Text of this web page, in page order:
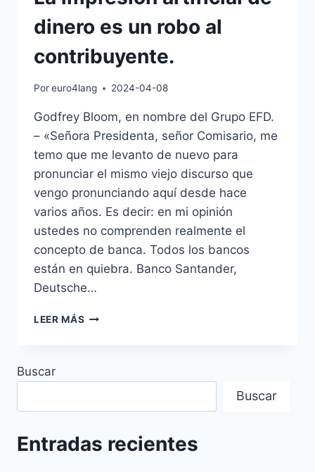
dinero es un robo al
contribuyente.
Poreuro4lang 2024-04-08
Godfrey Bloom, en nombre del Grupo EFD.
– «Señora Presidenta, señor Comisario, me
temo que me levanto de nuevo para
pronunciar el mismo viejo discurso que
vengo pronunciando aquí desde hace
varios años. Es decir: en mi opinión
ustedes no comprenden realmente el
concepto de banca. Todos los bancos
están en quiebra. Banco Santander,
Deutsche…
LEER MÁS LA
CONTRIBUYENTE.
Buscar
Buscar
Entradas recientes